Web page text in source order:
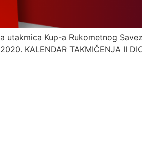
utakmica Kup-a Rukometnog
KALENDAR TAKMIČENJA II